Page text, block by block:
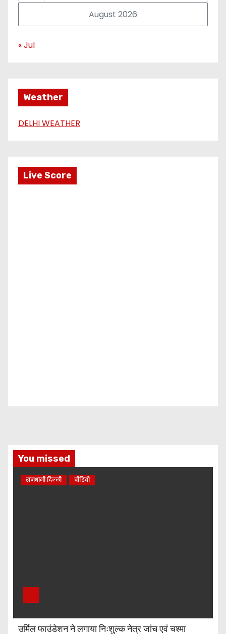
August 2026
« Jul
Weather
DELHI WEATHER
Live Score
You missed
राजधानी दिल्ली वीडियो
उर्मिल फाउंडेशन ने लगाया निःशुल्क नेत्र जांच एवं चश्मा